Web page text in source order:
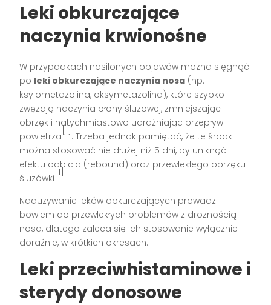
Leki obkurczające
naczynia krwionośne
W przypadkach nasilonych objawów można sięgnąć
po leki obkurczające naczynia nosa (np.
ksylometazolina, oksymetazolina), które szybko
zwężają naczynia błony śluzowej, zmniejszając
obrzęk i natychmiastowo udrażniając przepływ
powietrza
[1]
. Trzeba jednak pamiętać, że te środki
można stosować nie dłużej niż 5 dni, by uniknąć
efektu odbicia (rebound) oraz przewlekłego obrzęku
śluzówki
[1]
.
Nadużywanie leków obkurczających prowadzi
bowiem do przewlekłych problemów z drożnością
nosa, dlatego zaleca się ich stosowanie wyłącznie
doraźnie, w krótkich okresach.
Leki przeciwhistaminowe i
sterydy donosowe